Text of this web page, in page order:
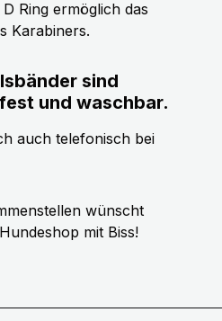
Ring ermöglich das
Karabiners.
sind
und waschbar.
auch telefonisch bei
wünscht
mit Biss!